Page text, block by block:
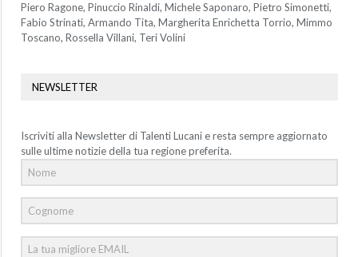
Piero Ragone, Pinuccio Rinaldi, Michele Saponaro, Pietro Simonetti,
Fabio Strinati, Armando Tita, Margherita Enrichetta Torrio, Mimmo
Toscano, Rossella Villani, Teri Volini
NEWSLETTER
Iscriviti alla Newsletter di Talenti Lucani e resta sempre aggiornato
sulle ultime notizie della tua regione preferita.